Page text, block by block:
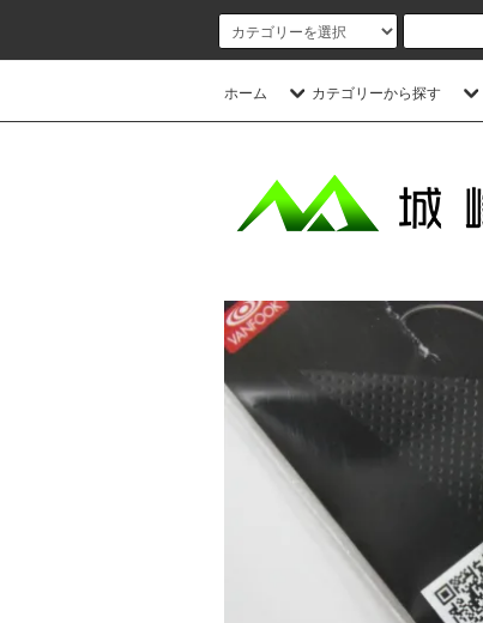
ホーム カテゴリーから探す